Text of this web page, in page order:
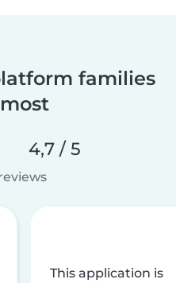
families
4,7 / 5
This application is